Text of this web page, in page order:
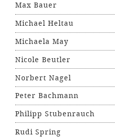
Max Bauer
Michael Heltau
Michaela May
Nicole Beutler
Norbert Nagel
Peter Bachmann
Philipp Stubenrauch
Rudi Spring